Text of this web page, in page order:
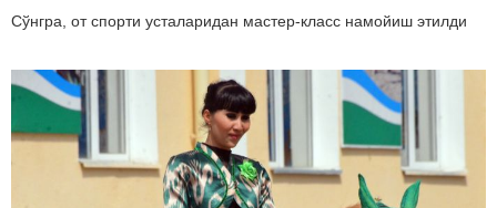
Сўнгра, от спорти усталаридан мастер-класс намойиш этилди